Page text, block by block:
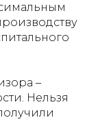
–
Нельзя